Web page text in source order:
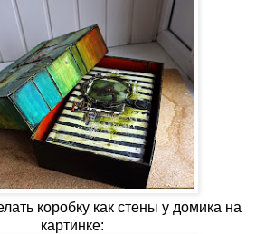
коробку как стены у домика на
картинке: